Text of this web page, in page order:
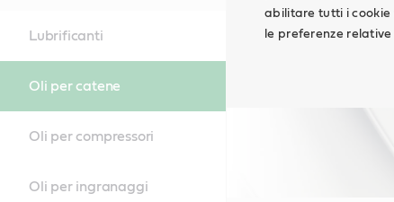
abilitare tutti i cookie
le preferenze
Lubrificanti
Oli per catene
Oli per compressori
Oli per ingranaggi